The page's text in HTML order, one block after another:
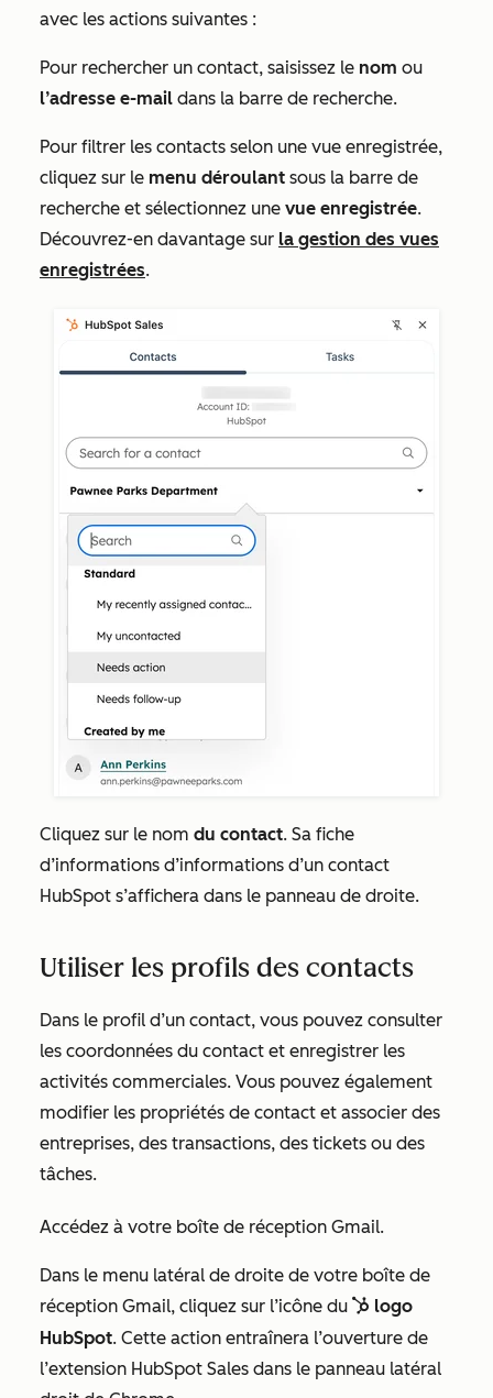
avec les actions suivantes :
Pour rechercher un contact, saisissez le nom ou
l’adresse e-mail dans la barre de recherche.
Pour filtrer les contacts selon une vue enregistrée,
cliquez sur le menu déroulant sous la barre de
recherche et sélectionnez une vue enregistrée.
Découvrez-en davantage sur la gestion des vues
enregistrées.
Cliquez sur le nom du contact. Sa fiche
d’informations d’informations d’un contact
HubSpot s’affichera dans le panneau de droite.
Utiliser les profils des contacts
Dans le profil d’un contact, vous pouvez consulter
les coordonnées du contact et enregistrer les
activités commerciales. Vous pouvez également
modifier les propriétés de contact et associer des
entreprises, des transactions, des tickets ou des
tâches.
Accédez à votre boîte de réception Gmail.
Dans le menu latéral de droite de votre boîte de
réception Gmail, cliquez sur l’icône du sprocket logo
HubSpot. Cette action entraînera l’ouverture de
l’extension HubSpot Sales dans le panneau latéral